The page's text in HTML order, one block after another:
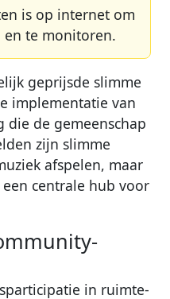
is op internet om
en te monitoren.
geprijsde slimme
implementatie van
die de gemeenschap
zijn slimme
afspelen, maar
centrale hub voor